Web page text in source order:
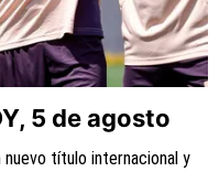
5 de agosto
nuevo título internacional y